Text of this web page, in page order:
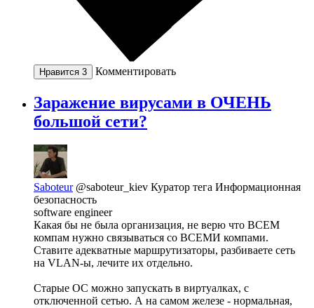
Нравится 3 Комментировать
Заражение вирусами в ОЧЕНЬ
большой сети?
Saboteur @saboteur_kiev Куратор тега Информационная
безопасность
software engineer
Какая бы не была организация, не верю что ВСЕМ
компам нужно связываться со ВСЕМИ компами.
Ставите адекватные маршрутизаторы, разбиваете сеть
на VLAN-ы, лечите их отдельно.
Старые ОС можно запускать в виртуалках, с
отключенной сетью. А на самом железе - нормальная,